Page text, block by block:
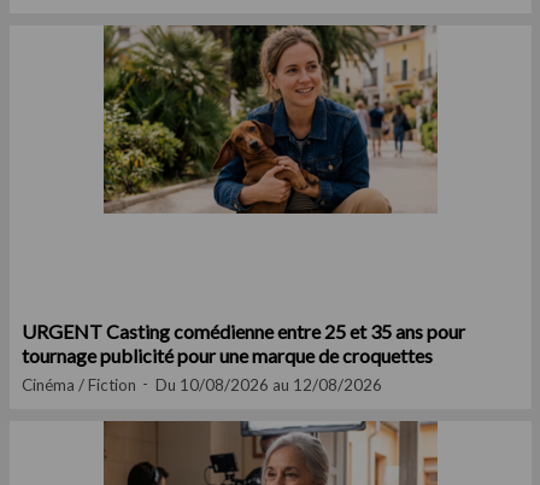
URGENT Casting comédienne entre 25 et 35 ans pour
tournage publicité pour une marque de croquettes
Cinéma / Fiction Du 10/08/2026 au 12/08/2026